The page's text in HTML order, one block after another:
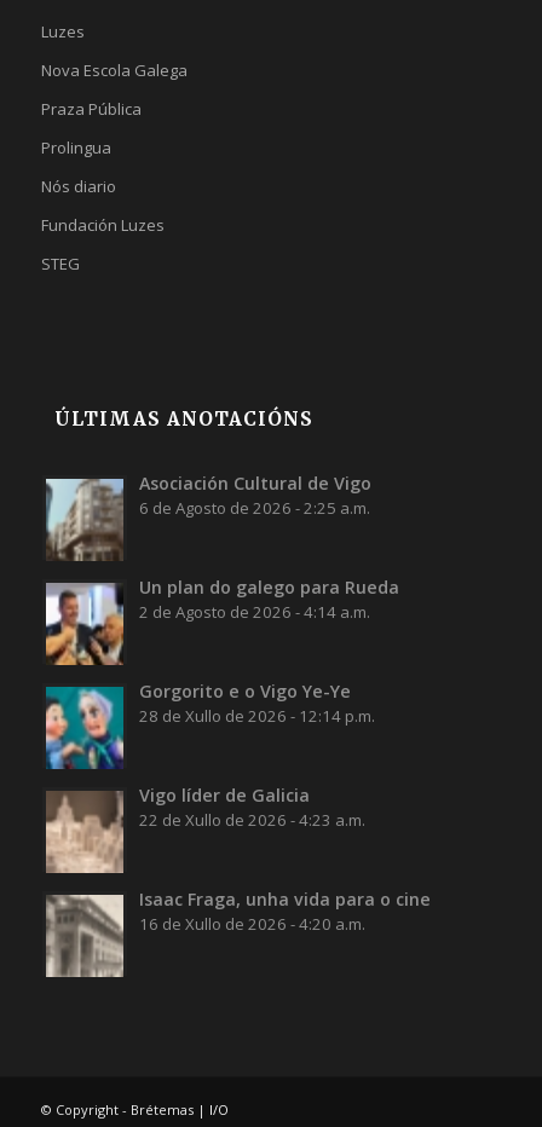
Luzes
Nova Escola Galega
Praza Pública
Prolingua
Nós diario
Fundación Luzes
STEG
ÚLTIMAS ANOTACIÓNS
Asociación Cultural de Vigo
6 de Agosto de 2026 - 2:25 a.m.
Un plan do galego para Rueda
2 de Agosto de 2026 - 4:14 a.m.
Gorgorito e o Vigo Ye-Ye
28 de Xullo de 2026 - 12:14 p.m.
Vigo líder de Galicia
22 de Xullo de 2026 - 4:23 a.m.
Isaac Fraga, unha vida para o cine
16 de Xullo de 2026 - 4:20 a.m.
© Copyright - Brétemas | I/O